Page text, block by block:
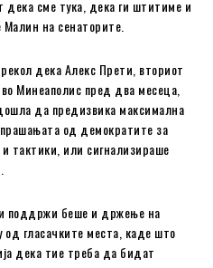
дека сме тука, дека ги штитиме и
на сенаторите.
дека Алекс Прети, вториот
Минеаполис пред два месеца,
да предизвика максимална
од демократите за
тактики, или сигнализираше
поддржи беше и држење на
од гласачките места, каде што
дека тие треба да бидат